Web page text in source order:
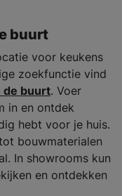
buurt
voor keukens
zoekfunctie vind
de buurt. Voer
in en ontdek
hebt voor je huis.
bouwmaterialen
In showrooms kun
en ontdekken